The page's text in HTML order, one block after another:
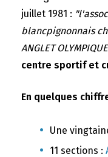
juillet 1981 :
blancpignonnais
ANGLET
centre sportif et
En quelques
Une
11 sections :